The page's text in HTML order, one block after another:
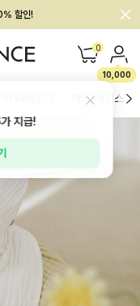
택
0
10,000
하의/레깅스
지급!